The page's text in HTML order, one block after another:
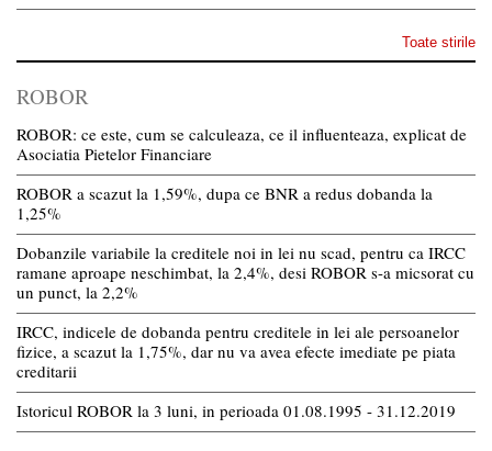
Toate stirile
ROBOR
ROBOR: ce este, cum se calculeaza, ce il influenteaza, explicat de
Asociatia Pietelor Financiare
ROBOR a scazut la 1,59%, dupa ce BNR a redus dobanda la
1,25%
Dobanzile variabile la creditele noi in lei nu scad, pentru ca IRCC
ramane aproape neschimbat, la 2,4%, desi ROBOR s-a micsorat cu
un punct, la 2,2%
IRCC, indicele de dobanda pentru creditele in lei ale persoanelor
fizice, a scazut la 1,75%, dar nu va avea efecte imediate pe piata
creditarii
Istoricul ROBOR la 3 luni, in perioada 01.08.1995 - 31.12.2019